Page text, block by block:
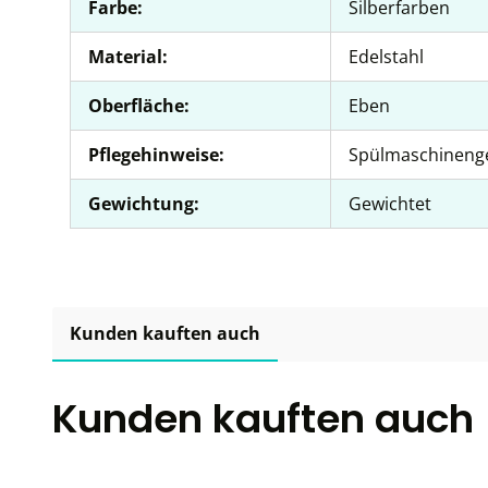
Farbe: Silberfarben
Material: Edelstahl
Oberfläche: Eben
Pflegehinweise:
Gewichtung: Gewichtet
Kunden kauften auch
Kunden kauften auch